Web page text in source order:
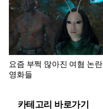
요즘 부쩍 많아진 여혐 논란
영화들
카테고리 바로가기